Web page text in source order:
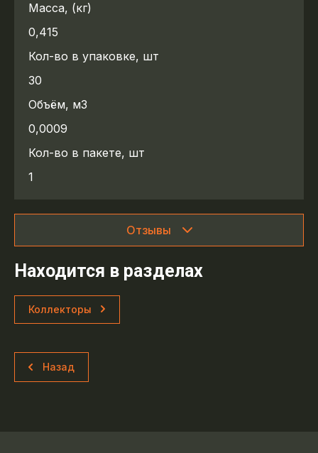
Масса, (кг)
0,415
Кол-во в упаковке, шт
30
Объём, м3
0,0009
Кол-во в пакете, шт
1
Отзывы
Находится в разделах
Коллекторы
Назад